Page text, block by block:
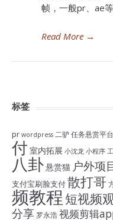
帧，一般pr、ae
Read More →
标签
pr wordpress 二驴任务悬赏平台
付 室内拓展 小沈龙 小程序
八卦悬赏猫 户外项
支付宝刷脸支付散打哥
频教程 短视频
分享 罗永浩视频剪辑